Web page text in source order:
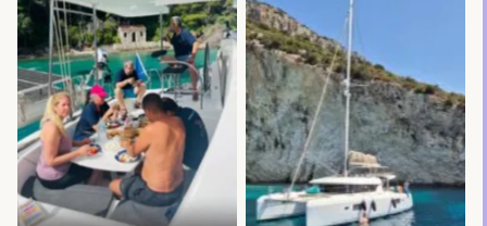
No Caption
No Caption